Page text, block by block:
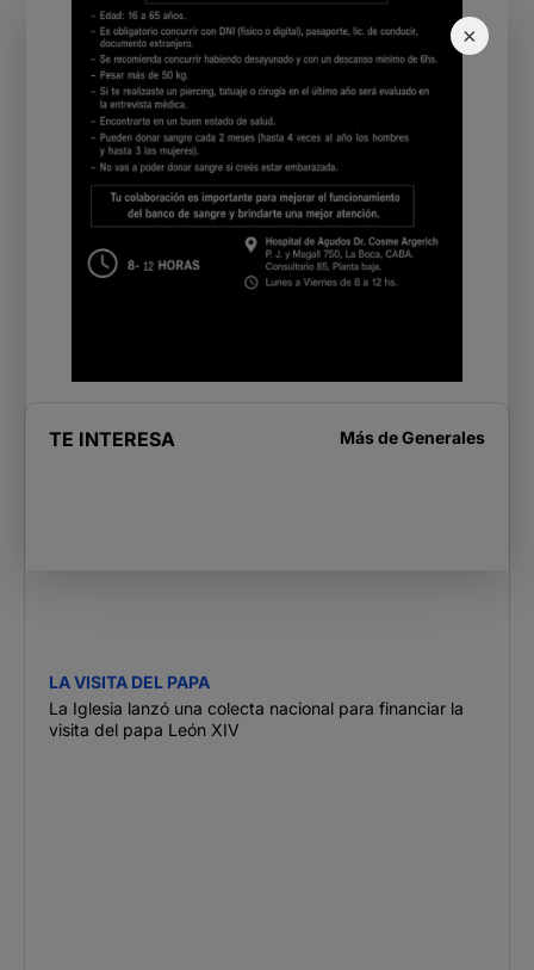
×
TE INTERESA Más deGenerales
LA VISITA DEL PAPA
La Iglesia lanzó una colecta nacional para financiar la
visita del papa León XIV